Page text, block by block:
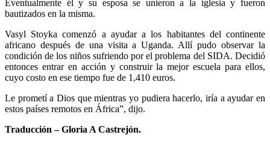
Eventualmente él y su esposa se unieron a la iglesia y fueron
bautizados en la misma.
Vasyl Stoyka comenzó a ayudar a los habitantes del continente
africano después de una visita a Uganda. Allí pudo observar la
condición de los niños sufriendo por el problema del SIDA. Decidió
entonces entrar en acción y construir la mejor escuela para ellos,
cuyo costo en ese tiempo fue de 1,410 euros.
Le prometí a Dios que mientras yo pudiera hacerlo, iría a ayudar en
estos países remotos en África”, dijo.
Traducción – Gloria A Castrejón.